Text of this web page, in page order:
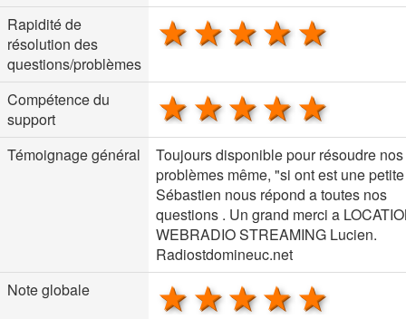
Rapidité de
résolution des
questions/problèmes
4 stars
3 stars
2 stars
1 star
Compétence du
support
4 stars
3 stars
2 stars
1 star
Témoignage général
Toujours disponible pour résoudre nos
problèmes même, "si ont est une
Sébastien nous répond a toutes nos
questions . Un grand merci a
WEBRADIO STREAMING Lucien.
Radiostdomineuc.net
Note globale
4 stars
3 stars
2 stars
1 star